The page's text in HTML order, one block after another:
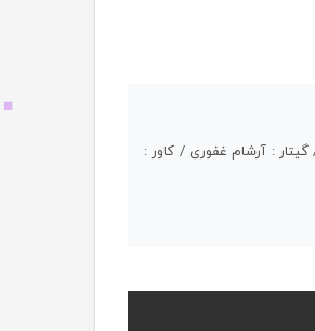
: آرشام غفوری / کاور :